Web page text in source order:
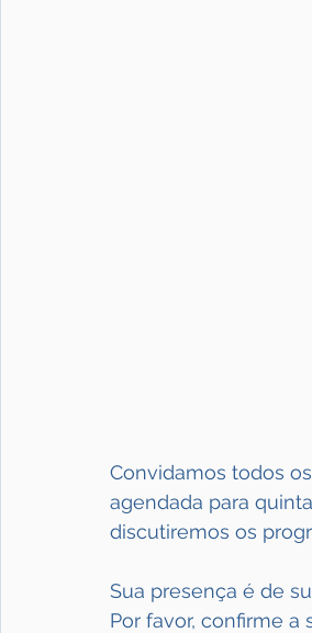
Convidamos todos
agendada para
discutiremos os
Sua presença é de
Por favor, confirme a